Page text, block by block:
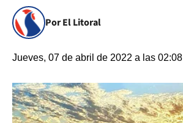
Por El Litoral
Jueves, 07 de abril de 2022 a las 02:08